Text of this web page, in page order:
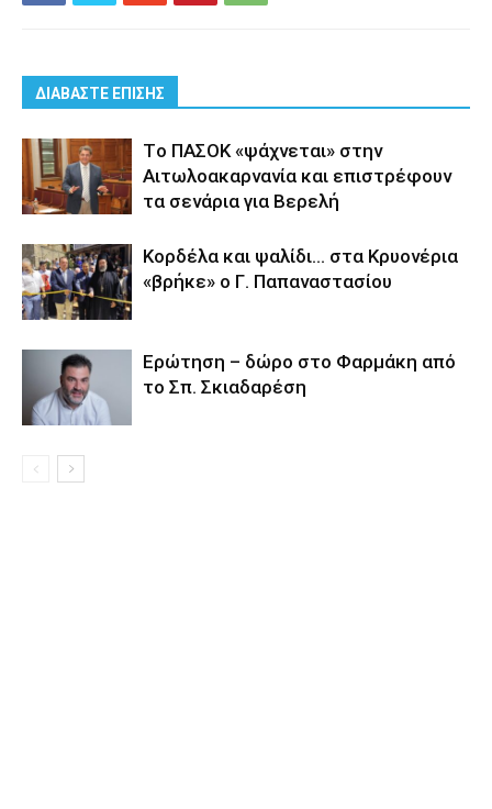
ΔΙΑΒΑΣΤΕ ΕΠΙΣΗΣ
Tο ΠΑΣΟΚ «ψάχνεται» στην
Αιτωλοακαρνανία και επιστρέφουν
τα σενάρια για Βερελή
Κορδέλα και ψαλίδι… στα Κρυονέρια
«βρήκε» ο Γ. Παπαναστασίου
Eρώτηση – δώρο στο Φαρμάκη από
το Σπ. Σκιαδαρέση